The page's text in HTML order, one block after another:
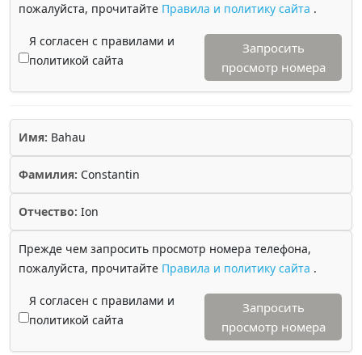
пожалуйста, прочитайте Правила и политику сайта .
Я согласен с правилами и
политикой сайта
Запросить
просмотр номера
Имя: Bahau
Фамилия: Constantin
Отчество: Ion
Прежде чем запросить просмотр номера телефона,
пожалуйста, прочитайте Правила и политику сайта .
Я согласен с правилами и
политикой сайта
Запросить
просмотр номера